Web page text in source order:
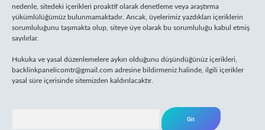
nedenle, sitedeki içerikleri proaktif olarak denetleme veya araştırma
yükümlülüğümüz bulunmamaktadır. Ancak, üyelerimiz yazdıkları içeriklerin
sorumluluğunu taşımakta olup, siteye üye olarak bu sorumluluğu kabul etmiş
sayılırlar.
Hukuka ve yasal düzenlemelere aykırı olduğunu düşündüğünüz içerikleri,
backlinkpanelicomtr@gmail.com adresine bildirmeniz halinde, ilgili içerikler
yasal süre içerisinde sitemizden kaldırılacaktır.